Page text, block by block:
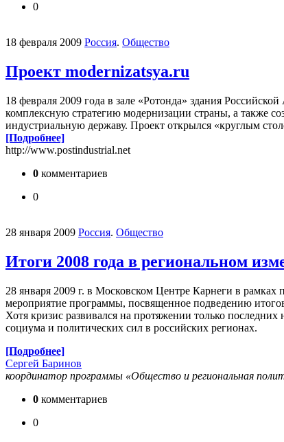
0
18 февраля 2009 Россия. Общество
Проект modernizatsya.ru
18 февраля 2009 года в зале «Ротонда» здания
комплексную стратегию модернизации страны, а также
индустриальную державу. Проект открылся «круглым
[Подробнее]
http://www.postindustrial.net
0 комментариев
0
28 января 2009 Россия. Общество
Итоги 2008 года в региональном
28 января 2009 г. в Московском Центре Карнеги в
мероприятие программы, посвященное подведению
Хотя кризис развивался на протяжении только
социума и политических сил в российских регионах.
[Подробнее]
Сергей Баринов
координатор программы «Общество и региональная
0 комментариев
0